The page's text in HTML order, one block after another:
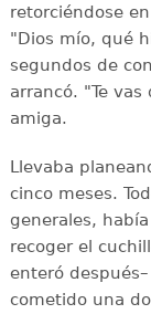
retorciéndose
"Dios mío, qué
segundos de
arrancó. "Te
amiga.
Llevaba
cinco meses.
generales,
recoger el
enteró
cometido una